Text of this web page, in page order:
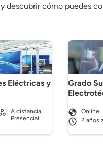
descubrir cómo puedes
Eléctricas y
A distancia,
Presencial
Grado
Online
2 años